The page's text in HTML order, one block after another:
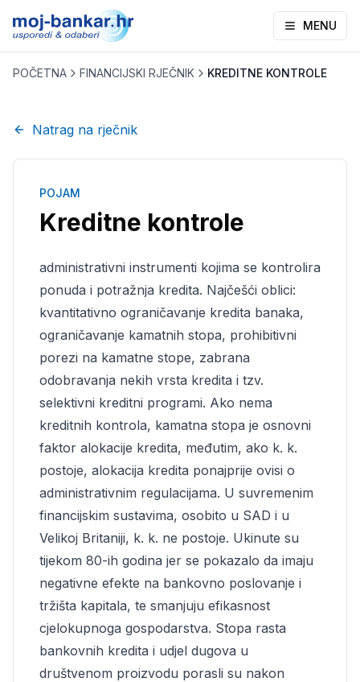
MENU
POČETNA FINANCIJSKI RJEČNIK KREDITNE KONTROLE
Natrag na rječnik
POJAM
Kreditne kontrole
administrativni instrumenti kojima se kontrolira
ponuda i potražnja kredita. Najčešći oblici:
kvantitativno ograničavanje kredita banaka,
ograničavanje kamatnih stopa, prohibitivni
porezi na kamatne stope, zabrana
odobravanja nekih vrsta kredita i tzv.
selektivni kreditni programi. Ako nema
kreditnih kontrola, kamatna stopa je osnovni
faktor alokacije kredita, međutim, ako k. k.
postoje, alokacija kredita ponajprije ovisi o
administrativnim regulacijama. U suvremenim
financijskim sustavima, osobito u SAD i u
Velikoj Britaniji, k. k. ne postoje. Ukinute su
tijekom 80-ih godina jer se pokazalo da imaju
negativne efekte na bankovno poslovanje i
tržišta kapitala, te smanjuju efikasnost
cjelokupnoga gospodarstva. Stopa rasta
bankovnih kredita i udjel dugova u
društvenom proizvodu porasli su nakon